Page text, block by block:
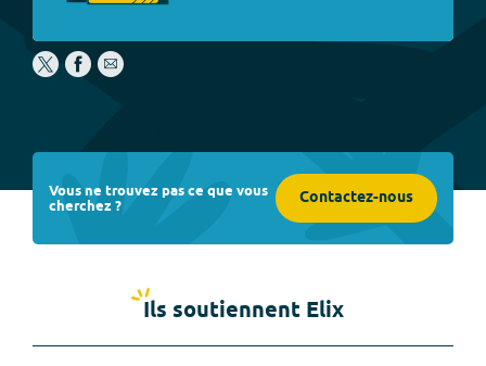
Vous ne trouvez pas ce que vous
cherchez ? Contactez-nous
Ils soutiennent Elix